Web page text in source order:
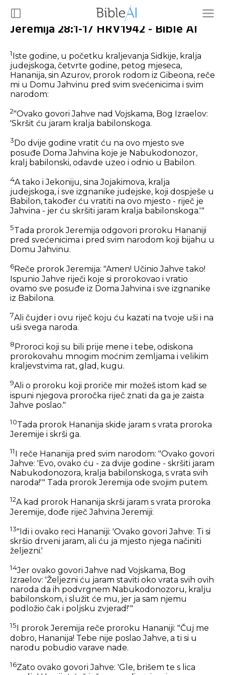
Jeremija 28:1-17 HRV1942 - Bible AI
1Iste godine, u početku kraljevanja Sidkije, kralja
judejskoga, četvrte godine, petog mjeseca,
Hananija, sin Azurov, prorok rodom iz Gibeona, reče
mi u Domu Jahvinu pred svim svećenicima i svim
narodom:
2"Ovako govori Jahve nad Vojskama, Bog Izraelov:
'Skršit ću jaram kralja babilonskoga.
3 Do dvije godine vratit ću na ovo mjesto sve
posuđe Doma Jahvina koje je Nabukodonozor,
kralj babilonski, odavde uzeo i odnio u Babilon.
4A tako i Jekoniju, sina Jojakimova, kralja
judejskoga, i sve izgnanike judejske, koji dospješe u
Babilon, također ću vratiti na ovo mjesto - riječ je
Jahvina - jer ću skršiti jaram kralja babilonskoga.'"
5Tada prorok Jeremija odgovori proroku Hananiji
pred svećenicima i pred svim narodom koji bijahu u
Domu Jahvinu.
6Reče prorok Jeremija: "Amen! Učinio Jahve tako!
Ispunio Jahve riječi koje si prorokovao i vratio
ovamo sve posuđe iz Doma Jahvina i sve izgnanike
iz Babilona.
7Ali čujder i ovu riječ koju ću kazati na tvoje uši i na
uši svega naroda.
8 Proroci koji su bili prije mene i tebe, odiskona
prorokovahu mnogim moćnim zemljama i velikim
kraljevstvima rat, glad, kugu.
9Ali o proroku koji proriče mir možeš istom kad se
ispuni njegova proročka riječ znati da ga je zaista
Jahve poslao."
10Tada prorok Hananija skide jaram s vrata proroka
Jeremije i skrši ga.
11
I reče Hananija pred svim narodom: "Ovako govori
Jahve: 'Evo, ovako ću - za dvije godine - skršiti jaram
Nabukodonozora, kralja babilonskoga, s vrata svih
naroda!'" Tada prorok Jeremija ode svojim putem.
12A kad prorok Hananija skrši jaram s vrata proroka
Jeremije, dođe riječ Jahvina Jeremiji:
13"Idi i ovako reci Hananiji: 'Ovako govori Jahve: Ti si
skršio drveni jaram, ali ću ja mjesto njega načiniti
željezni.'
14Jer ovako govori Jahve nad Vojskama, Bog
Izraelov: 'Željezni ću jaram staviti oko vrata svih ovih
naroda da ih podvrgnem Nabukodonozoru, kralju
babilonskom, i služit će mu, jer ja sam njemu
podložio čak i poljsku zvjerad!'"
15
I prorok Jeremija reče proroku Hananiji: "Čuj me
dobro, Hananija! Tebe nije poslao Jahve, a ti si u
narodu pobudio varave nade.
16Zato ovako govori Jahve: 'Gle, brišem te s lica